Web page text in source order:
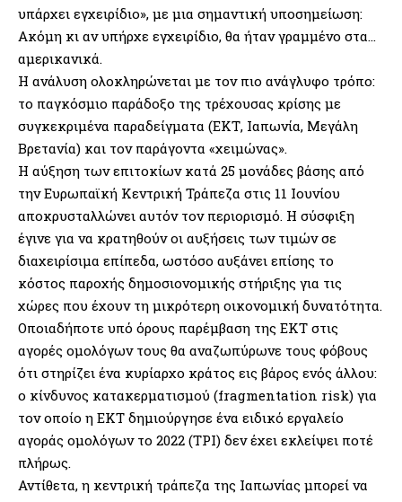
υπάρχει εγχειρίδιο», με μια σημαντική υποσημείωση:
Ακόμη κι αν υπήρχε εγχειρίδιο, θα ήταν γραμμένο στα…
αμερικανικά.
Η ανάλυση ολοκληρώνεται με τον πιο ανάγλυφο τρόπο:
το παγκόσμιο παράδοξο της τρέχουσας κρίσης με
συγκεκριμένα παραδείγματα (ΕΚΤ, Ιαπωνία, Μεγάλη
Βρετανία) και τον παράγοντα «χειμώνας».
Η αύξηση των επιτοκίων κατά 25 μονάδες βάσης από
την Ευρωπαϊκή Κεντρική Τράπεζα στις 11 Ιουνίου
αποκρυσταλλώνει αυτόν τον περιορισμό. Η σύσφιξη
έγινε για να κρατηθούν οι αυξήσεις των τιμών σε
διαχειρίσιμα επίπεδα, ωστόσο αυξάνει επίσης το
κόστος παροχής δημοσιονομικής στήριξης για τις
χώρες που έχουν τη μικρότερη οικονομική δυνατότητα.
Οποιαδήποτε υπό όρους παρέμβαση της ΕΚΤ στις
αγορές ομολόγων τους θα αναζωπύρωνε τους φόβους
ότι στηρίζει ένα κυρίαρχο κράτος εις βάρος ενός άλλου:
ο κίνδυνος κατακερματισμού (fragmentation risk) για
τον οποίο η ΕΚΤ δημιούργησε ένα ειδικό εργαλείο
αγοράς ομολόγων το 2022 (TPI) δεν έχει εκλείψει ποτέ
πλήρως.
Αντίθετα, η κεντρική τράπεζα της Ιαπωνίας μπορεί να